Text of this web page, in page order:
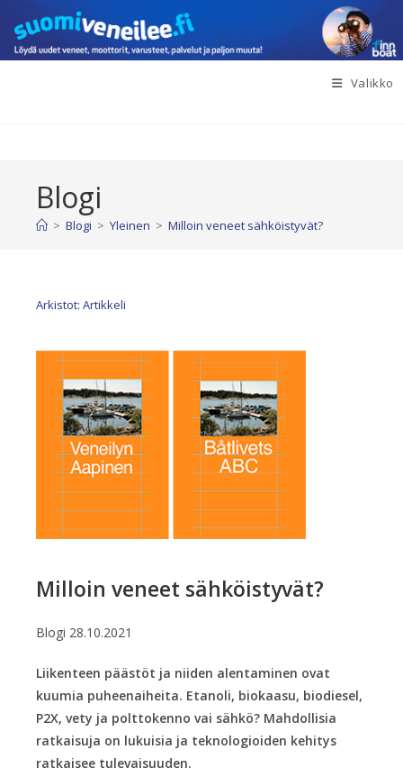
suoraan
sisältöön
Valikko
Blogi
> Blogi > Yleinen > Milloin veneet sähköistyvät?
Arkistot: Artikkeli
Milloin veneet sähköistyvät?
Blogi 28.10.2021
Liikenteen päästöt ja niiden alentaminen ovat
kuumia puheenaiheita. Etanoli, biokaasu, biodiesel,
P2X, vety ja polttokenno vai sähkö? Mahdollisia
ratkaisuja on lukuisia ja teknologioiden kehitys
ratkaisee tulevaisuuden.